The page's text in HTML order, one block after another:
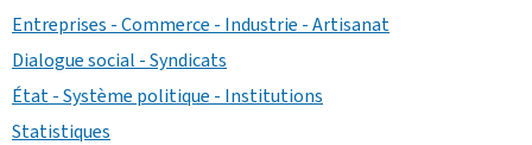
Entreprises - Commerce - Industrie - Artisanat
Dialogue social - Syndicats
État - Système politique - Institutions
Statistiques